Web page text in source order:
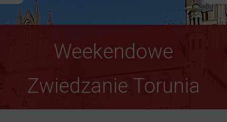
Weekendowe
Zwiedzanie Torunia
Gotyk ponad głową